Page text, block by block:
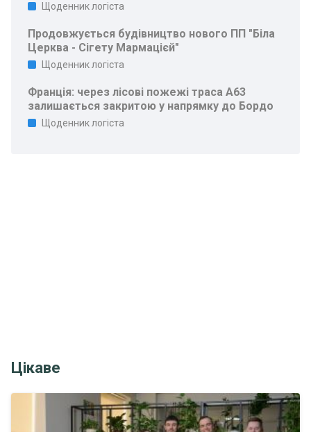
Щоденник логіста
Продовжується будівництво нового ПП "Біла
Церква - Сігету Мармацієй"
Щоденник логіста
Франція: через лісові пожежі траса A63
залишається закритою у напрямку до Бордо
Щоденник логіста
Цікаве